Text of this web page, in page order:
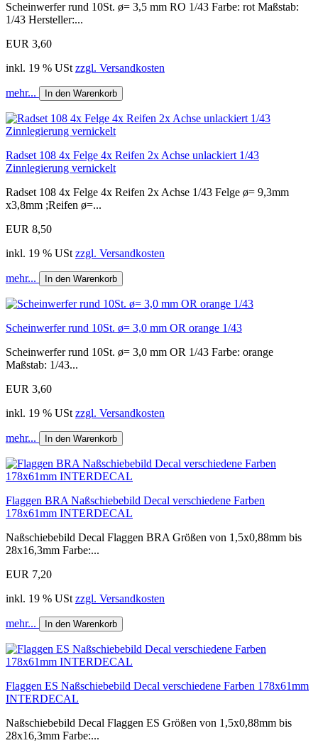
Scheinwerfer rund 10St. ø= 3,5 mm RO 1/43 Farbe: rot Maßstab:
1/43 Hersteller:...
EUR 3,60
inkl. 19 % USt zzgl. Versandkosten
mehr... In den Warenkorb
Radset 108 4x Felge 4x Reifen 2x Achse unlackiert 1/43
Zinnlegierung vernickelt
Radset 108 4x Felge 4x Reifen 2x Achse 1/43 Felge ø= 9,3mm
x3,8mm ;Reifen ø=...
EUR 8,50
inkl. 19 % USt zzgl. Versandkosten
mehr... In den Warenkorb
Scheinwerfer rund 10St. ø= 3,0 mm OR orange 1/43
Scheinwerfer rund 10St. ø= 3,0 mm OR 1/43 Farbe: orange
Maßstab: 1/43...
EUR 3,60
inkl. 19 % USt zzgl. Versandkosten
mehr... In den Warenkorb
Flaggen BRA Naßschiebebild Decal verschiedene Farben
178x61mm INTERDECAL
Naßschiebebild Decal Flaggen BRA Größen von 1,5x0,88mm bis
28x16,3mm Farbe:...
EUR 7,20
inkl. 19 % USt zzgl. Versandkosten
mehr... In den Warenkorb
Flaggen ES Naßschiebebild Decal verschiedene Farben 178x61mm
INTERDECAL
Naßschiebebild Decal Flaggen ES Größen von 1,5x0,88mm bis
28x16,3mm Farbe:...